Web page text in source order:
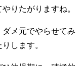
りたがりますね。
メ元でやらせてみ
します。